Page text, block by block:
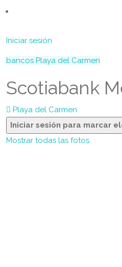
Iniciar sesión
bancos Playa del Carmen
Scotiabank
Playa del Carmen
Iniciar sesión para marcar
Mostrar todas las fotos